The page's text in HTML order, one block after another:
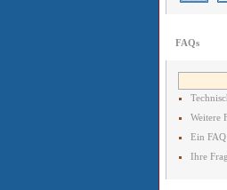
FAQs
Weitere
Ein
Ihre